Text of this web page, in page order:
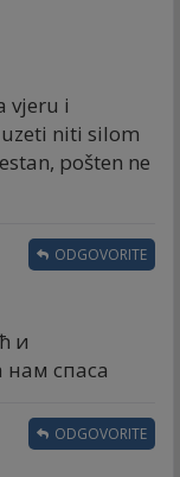
vjeru i
niti silom
pošten ne
и
спаса
ODGOVORITE
ODGOVORITE